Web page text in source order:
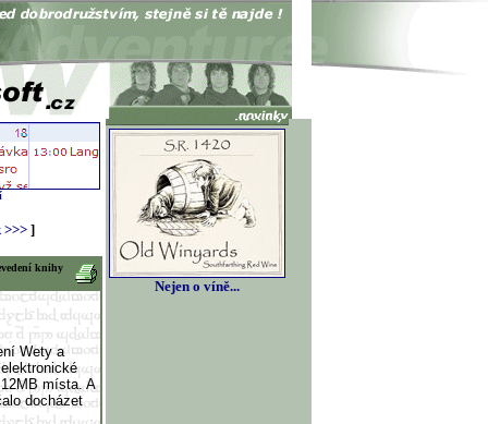
>>> ]
knihy
Wety a
místa. A
docházet
Nejen o víně...